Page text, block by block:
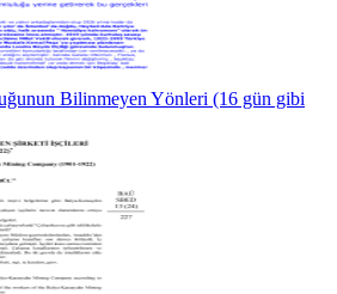
Bilinmeyen Yönleri (16 gün gibi